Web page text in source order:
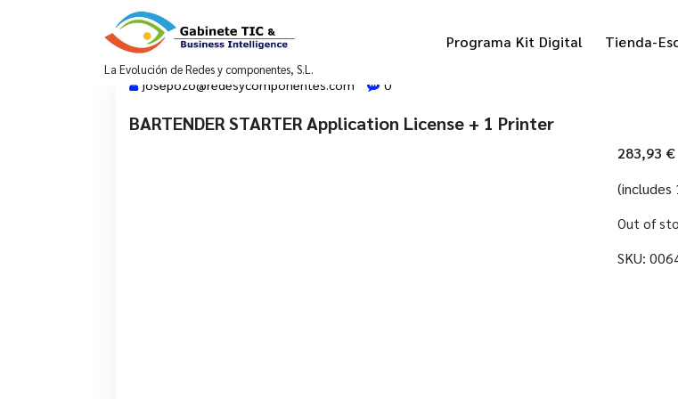
La Evolución de Redes y componentes, S.L.
Programa Kit Digital Tienda-
28 Mar, 2022
josepozo@redesycomponentes.com 0
BARTENDER STARTER Application License + 1 Printer
283,93 €
(includes
Out of
SKU: